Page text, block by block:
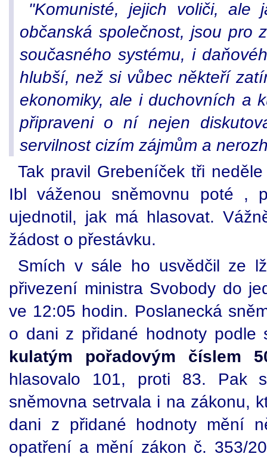
"Komunisté, jejich voliči, ale
občanská společnost, jsou pro
současného systému, i
hlubší, než si vůbec někteří
ekonomiky, ale i duchovních a
připraveni o ní nejen
servilnost cizím zájmům a
Tak pravil Grebeníček tři
Ibl váženou sněmovnu poté ,
ujednotil, jak má hlasovat.
žádost o přestávku.
Smích v sále ho usvědčil ze
přivezení ministra Svobody do
ve 12:05 hodin. Poslanecká
o dani z přidané hodnoty
kulatým pořadovým číslem
hlasovalo 101, proti 83. Pak
sněmovna setrvala i na zákonu,
dani z přidané hodnoty mění
opatření a mění zákon č. 353/